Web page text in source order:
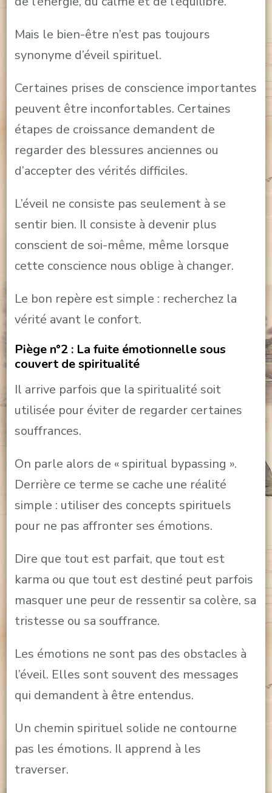
Mais le bien-être n’est pas toujours
synonyme d’éveil spirituel.
Certaines prises de conscience importantes
peuvent être inconfortables. Certaines
étapes de croissance demandent de
regarder des blessures anciennes ou
d’accepter des vérités difficiles.
L’éveil ne consiste pas seulement à se
sentir bien. Il consiste à devenir plus
conscient de soi-même, même lorsque
cette conscience nous oblige à changer.
Le bon repère est simple : recherchez la
vérité avant le confort.
Piège n°2 : La fuite émotionnelle sous
couvert de spiritualité
Il arrive parfois que la spiritualité soit
utilisée pour éviter de regarder certaines
souffrances.
On parle alors de « spiritual bypassing ».
Derrière ce terme se cache une réalité
simple : utiliser des concepts spirituels
pour ne pas affronter ses émotions.
Dire que tout est parfait, que tout est
karma ou que tout est destiné peut parfois
masquer une peur de ressentir sa colère, sa
tristesse ou sa souffrance.
Les émotions ne sont pas des obstacles à
l’éveil. Elles sont souvent des messages
qui demandent à être entendus.
Un chemin spirituel solide ne contourne
pas les émotions. Il apprend à les
traverser.